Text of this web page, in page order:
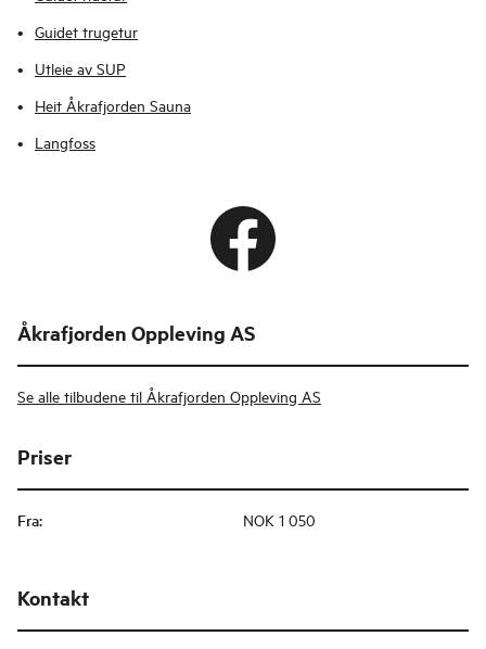
Guidet trugetur
Utleie av SUP
Heit Åkrafjorden Sauna
Langfoss
Åkrafjorden Oppleving AS
Se alle tilbudene til Åkrafjorden Oppleving AS
Priser
Fra: NOK 1 050
Kontakt